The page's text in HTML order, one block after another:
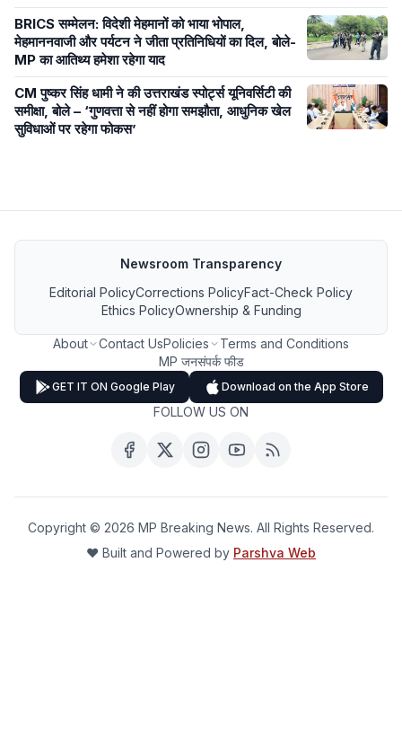
BRICS सम्मेलन: विदेशी मेहमानों को भाया भोपाल,
मेहमाननवाजी और पर्यटन ने जीता प्रतिनिधियों का दिल, बोले-
MP का आतिथ्य हमेशा रहेगा याद
CM पुष्कर सिंह धामी ने की उत्तराखंड स्पोर्ट्स यूनिवर्सिटी की
समीक्षा, बोले – ‘गुणवत्ता से नहीं होगा समझौता, आधुनिक खेल
सुविधाओं पर रहेगा फोकस’
Newsroom Transparency
Editorial PolicyCorrections PolicyFact-Check Policy
Ethics PolicyOwnership & Funding
About Contact UsPolicies
Terms and Conditions
MP जनसंपर्क फीड
GET IT ON Google Play Download on the App Store
FOLLOW US ON
Copyright © 2026 MP Breaking News. All Rights Reserved.
❤️ Built and Powered by Parshva Web